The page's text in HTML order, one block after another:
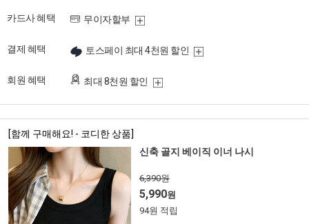
카드사 혜택 무이자할부
결제 혜택 토스페이 최대 4천원 할인
회원 혜택 최대 8천원 할인
[함께 구매해요! - 코디한 상품]
신축 골지 베이직 이너 나시
6,390원
5,990원
94원 적립